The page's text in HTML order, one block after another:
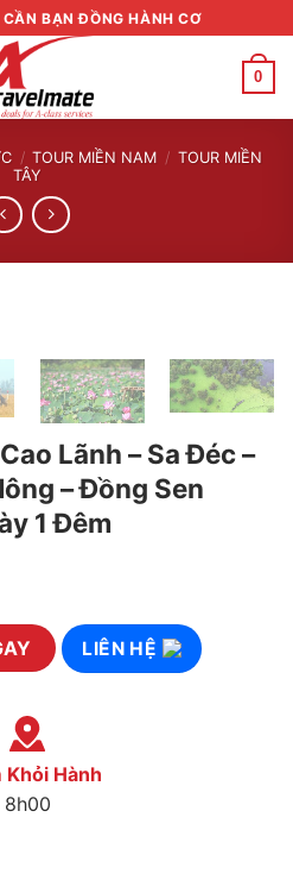
BẠN ĐỒNG HÀNH CƠ
0
/ TOUR MIỀN NAM / TOUR MIỀN
TÂY
Lãnh – Sa Đéc –
– Đồng Sen
1 Đêm
Sa Đéc – Tràm Chim Tam Nông
LIÊN HỆ
Hành
8h00